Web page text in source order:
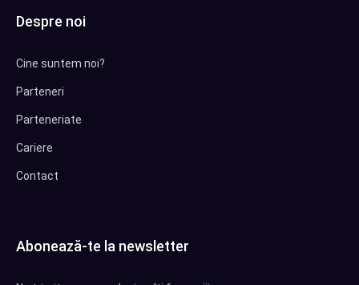
Despre noi
Cine suntem noi?
Parteneri
Parteneriate
Cariere
Contact
Abonează-te la newsletter